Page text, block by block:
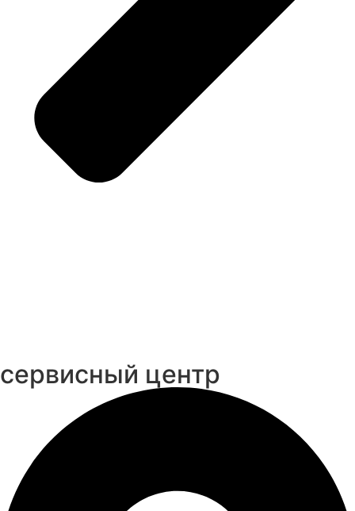
cервисный центр